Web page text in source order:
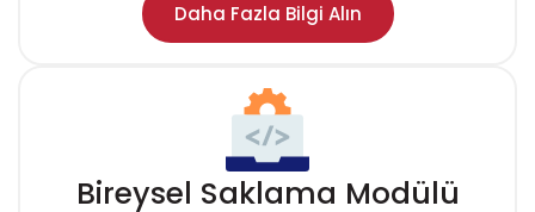
Daha Fazla Bilgi Alın
Bireysel Saklama Modülü